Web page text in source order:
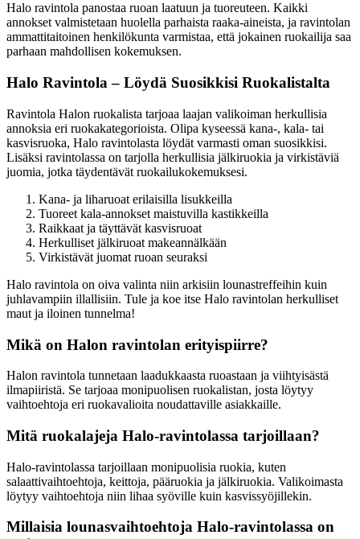
Halo ravintola panostaa ruoan laatuun ja tuoreuteen. Kaikki
annokset valmistetaan huolella parhaista raaka-aineista, ja ravintolan
ammattitaitoinen henkilökunta varmistaa, että jokainen ruokailija saa
parhaan mahdollisen kokemuksen.
Halo Ravintola – Löydä Suosikkisi Ruokalistalta
Ravintola Halon ruokalista tarjoaa laajan valikoiman herkullisia
annoksia eri ruokakategorioista. Olipa kyseessä kana-, kala- tai
kasvisruoka, Halo ravintolasta löydät varmasti oman suosikkisi.
Lisäksi ravintolassa on tarjolla herkullisia jälkiruokia ja virkistäviä
juomia, jotka täydentävät ruokailukokemuksesi.
Kana- ja liharuoat erilaisilla lisukkeilla
Tuoreet kala-annokset maistuvilla kastikkeilla
Raikkaat ja täyttävät kasvisruoat
Herkulliset jälkiruoat makeannälkään
Virkistävät juomat ruoan seuraksi
Halo ravintola on oiva valinta niin arkisiin lounastreffeihin kuin
juhlavampiin illallisiin. Tule ja koe itse Halo ravintolan herkulliset
maut ja iloinen tunnelma!
Mikä on Halon ravintolan erityispiirre?
Halon ravintola tunnetaan laadukkaasta ruoastaan ja viihtyisästä
ilmapiiristä. Se tarjoaa monipuolisen ruokalistan, josta löytyy
vaihtoehtoja eri ruokavalioita noudattaville asiakkaille.
Mitä ruokalajeja Halo-ravintolassa tarjoillaan?
Halo-ravintolassa tarjoillaan monipuolisia ruokia, kuten
salaattivaihtoehtoja, keittoja, pääruokia ja jälkiruokia. Valikoimasta
löytyy vaihtoehtoja niin lihaa syöville kuin kasvissyöjillekin.
Millaisia lounasvaihtoehtoja Halo-ravintolassa on